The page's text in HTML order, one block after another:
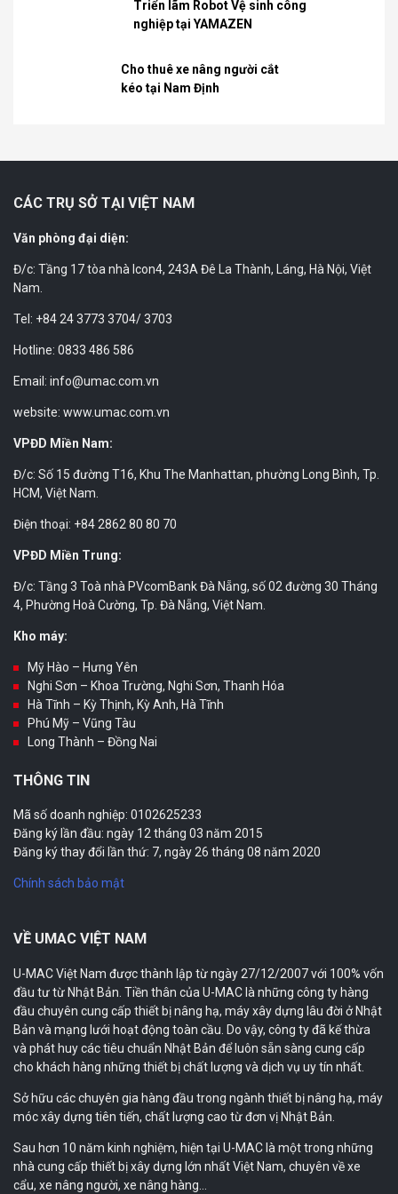
Triển lãm Robot Vệ sinh công
nghiệp tại YAMAZEN
Cho thuê xe nâng người cắt
kéo tại Nam Định
CÁC TRỤ SỞ TẠI VIỆT NAM
Văn phòng đại diện:
Đ/c: Tầng 17 tòa nhà Icon4, 243A Đê La Thành, Láng, Hà Nội, Việt
Nam.
Tel: +84 24 3773 3704/ 3703
Hotline: 0833 486 586
Email: info@umac.com.vn
website: www.umac.com.vn
VPĐD Miền Nam:
Đ/c: Số 15 đường T16, Khu The Manhattan, phường Long Bình, Tp.
HCM, Việt Nam.
Điện thoại: +84 2862 80 80 70
VPĐD Miền Trung:
Đ/c: Tầng 3 Toà nhà PVcomBank Đà Nẵng, số 02 đường 30 Tháng
4, Phường Hoà Cường, Tp. Đà Nẵng, Việt Nam.
Kho máy:
Mỹ Hào – Hưng Yên
Nghi Sơn – Khoa Trường, Nghi Sơn, Thanh Hóa
Hà Tĩnh – Kỳ Thịnh, Kỳ Anh, Hà Tĩnh
Phú Mỹ – Vũng Tàu
Long Thành – Đồng Nai
THÔNG TIN
Mã số doanh nghiệp: 0102625233
Đăng ký lần đầu: ngày 12 tháng 03 năm 2015
Đăng ký thay đổi lần thứ: 7, ngày 26 tháng 08 năm 2020
Chính sách bảo mật
VỀ UMAC VIỆT NAM
U-MAC Việt Nam được thành lập từ ngày 27/12/2007 với 100% vốn
đầu tư từ Nhật Bản. Tiền thân của U-MAC là những công ty hàng
đầu chuyên cung cấp thiết bị nâng hạ, máy xây dựng lâu đời ở Nhật
Bản và mạng lưới hoạt động toàn cầu. Do vậy, công ty đã kế thừa
và phát huy các tiêu chuẩn Nhật Bản để luôn sẵn sàng cung cấp
cho khách hàng những thiết bị chất lượng và dịch vụ uy tín nhất.
Sở hữu các chuyên gia hàng đầu trong ngành thiết bị nâng hạ, máy
móc xây dựng tiên tiến, chất lượng cao từ đơn vị Nhật Bản.
Sau hơn 10 năm kinh nghiệm, hiện tại U-MAC là một trong những
nhà cung cấp thiết bị xây dựng lớn nhất Việt Nam, chuyên về xe
cẩu, xe nâng người, xe nâng hàng…